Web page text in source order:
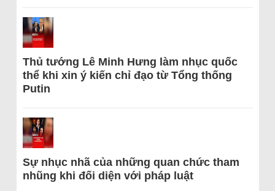
Thủ tướng Lê Minh Hưng làm nhục quốc
thể khi xin ý kiến chỉ đạo từ Tổng thống
Putin
Sự nhục nhã của những quan chức tham
nhũng khi đối diện với pháp luật